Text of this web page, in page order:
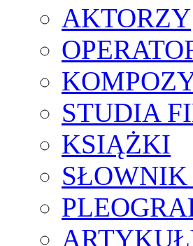
AKTORZY
STUDIA
KSIĄŻKI